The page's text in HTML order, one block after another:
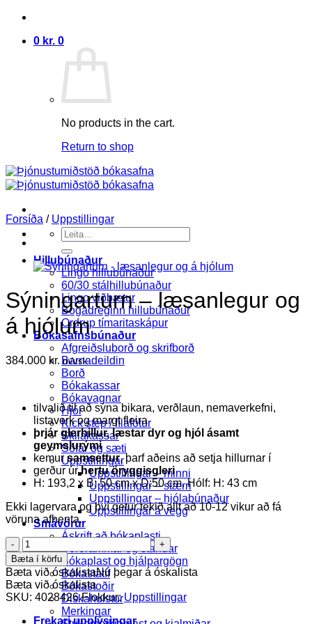
Skip
content
0 kr. 0
No products in the cart.
Return to shop
Search
for:
Hillubúnaður
Lingo hillubúnaður
60/30 stálhillubúnaður
Lingo viðbætur
Bogadreginn hillubúnaður
Ordrup tímaritaskápur
Bókasafnsbúnaður
Afgreiðsluborð og skrifborð
Barnadeildin
Borð
Bókakassar
Bókavagnar
Hjól
Kick step / fílafótur
Skilakassar
Sófar og sæti
Uppstillingar
Uppstillingar – minni
Uppstillingar – stærri
Uppstillingar – hjólabúnaður
Uppstillingar á vegg
Smávörur
Áskrift að bókaplasti
Borðrammar og standar
Bókaplast og hjálpargögn
Bókastatíf
Bókastoðir
Diskahulstur
Merkingar
Forsíða / Uppstillingar
Sýningarturn – læsanlegur og
á hjólum
384.000 kr. m/vsk
tilvalið til að sýna bikara, verðlaun, nemaverkefni,
listaverk og margt fleira
þrjár glerhillur, læstar dyr og hjól ásamt
geymslurými
kemur samsettur, þarf aðeins að setja hillurnar í
gerður úrhertu öryggisgleri
H: 193,2 x B: 50 cm x D:50 cm. Hólf: H: 43 cm
Ekki lagervara og því getur tekið allt að 10-12 vikur að fá
vöruna afhenta.
Sýningarturn
-
læsanlegur
og
á
hjólum
quantity
Bæta í körfu
Bæta við óskalistaNú þegar á óskalista
Bæta við óskalista
SKU: 4028426 Flokkur:Uppstillingar
Frekari upplýsingar